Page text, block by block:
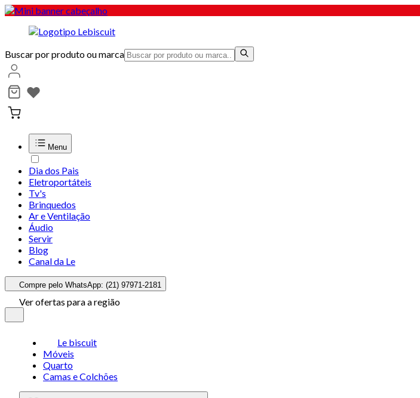
Buscar por produto ou marca
Menu
Dia dos Pais
Eletroportáteis
Tv's
Brinquedos
Ar e Ventilação
Áudio
Servir
Blog
Canal da Le
Compre pelo WhatsApp: (21) 97971-2181
Ver ofertas para a região
Le biscuit
Móveis
Quarto
Camas e Colchões